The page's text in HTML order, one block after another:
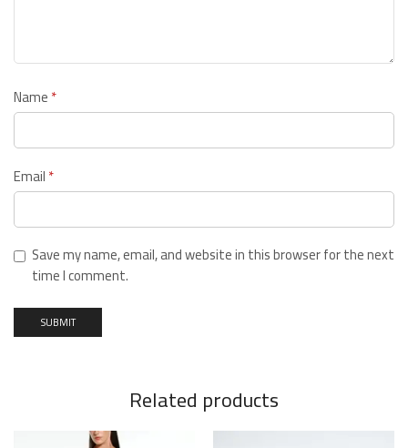
Name*
Email*
Save my name, email, and website in this browser for the next
time I comment.
Related products